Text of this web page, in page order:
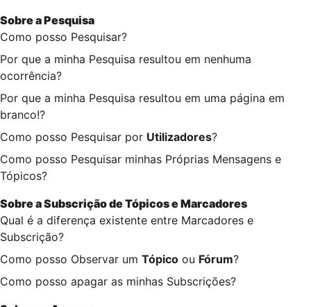
Sobre aPesquisa
Como posso Pesquisar?
Por que a minha Pesquisa resultou em nenhuma
ocorrência?
Por que a minha Pesquisa resultou em uma página em
branco!?
Como posso Pesquisar por Utilizadores?
Como posso Pesquisar minhas Próprias Mensagens e
Tópicos?
Sobre aSubscrição de TópicoseMarcadores
Qual é a diferença existente entre Marcadores e
Subscrição?
Como posso Observar um Tópico ou Fórum?
Como posso apagar as minhas Subscrições?